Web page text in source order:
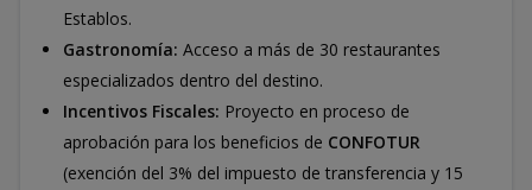
Establos.
Gastronomía: Acceso a más de 30 restaurantes
especializados dentro del destino.
Incentivos Fiscales: Proyecto en proceso de
aprobación para los beneficios de CONFOTUR
(exención del 3% del impuesto de transferencia y 15